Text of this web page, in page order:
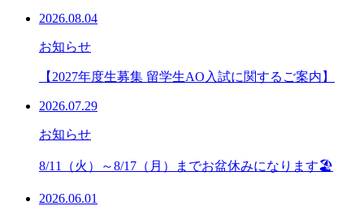
2026.08.04
お知らせ
【2027年度生募集 留学生AO入試に関するご案内】
2026.07.29
お知らせ
8/11（火）～8/17（月）までお盆休みになります🏖
2026.06.01